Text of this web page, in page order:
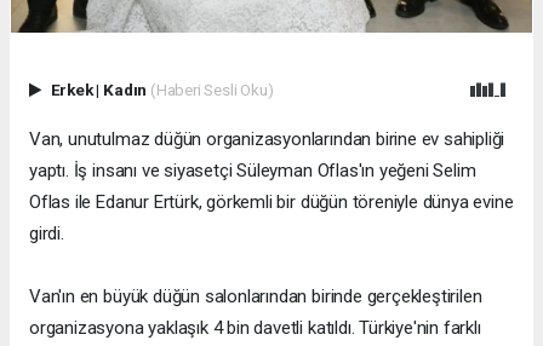
Erkek| Kadın (Haberi Sesli Oku)
Van, unutulmaz düğün organizasyonlarından birine ev sahipliği
yaptı. İş insanı ve siyasetçi Süleyman Oflas'ın yeğeni Selim
Oflas ile Edanur Ertürk, görkemli bir düğün töreniyle dünya evine
girdi.
Van'ın en büyük düğün salonlarından birinde gerçekleştirilen
organizasyona yaklaşık 4 bin davetli katıldı. Türkiye'nin farklı